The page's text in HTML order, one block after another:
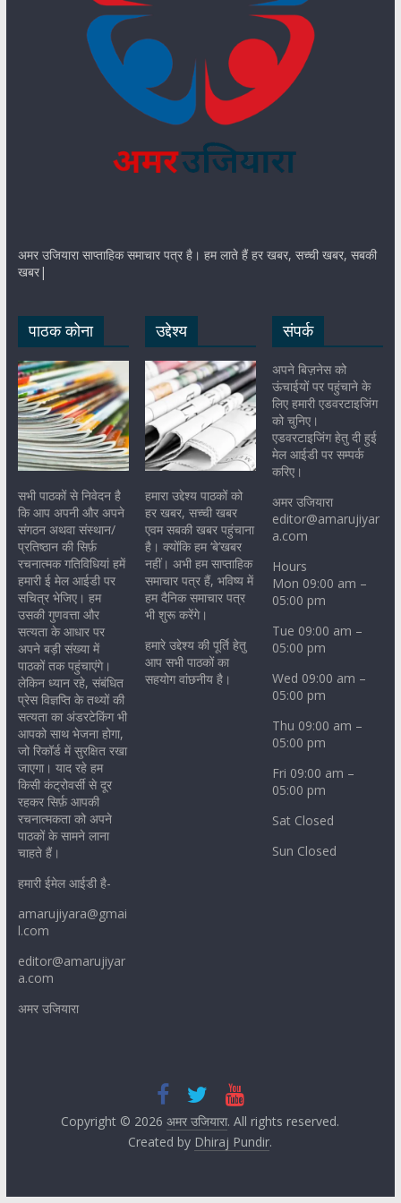
अमर उजियारा साप्ताहिक समाचार पत्र है। हम लाते हैं हर खबर, सच्ची खबर, सबकी
खबर|
पाठक कोना
सभी पाठकों से निवेदन है
कि आप अपनी और अपने
संगठन अथवा संस्थान/
प्रतिष्ठान की सिर्फ़
रचनात्मक गतिविधियां हमें
हमारी ई मेल आईडी पर
सचित्र भेजिए। हम
उसकी गुणवत्ता और
सत्यता के आधार पर
अपने बड़ी संख्या में
पाठकों तक पहुंचाएंगे।
लेकिन ध्यान रहे, संबंधित
प्रेस विज्ञप्ति के तथ्यों की
सत्यता का अंडरटेकिंग भी
आपको साथ भेजना होगा,
जो रिकॉर्ड में सुरक्षित रखा
जाएगा। याद रहे हम
किसी कंट्रोवर्सी से दूर
रहकर सिर्फ़ आपकी
रचनात्मकता को अपने
पाठकों के सामने लाना
चाहते हैं।
हमारी ईमेल आईडी है-
amarujiyara@gmai
l.com
editor@amarujiyar
a.com
अमर उजियारा
उद्देश्य
हमारा उद्देश्य पाठकों को
हर खबर, सच्ची खबर
एवम सबकी खबर पहुंचाना
है। क्योंकि हम ‘बे’खबर
नहीं। अभी हम साप्ताहिक
समाचार पत्र हैं, भविष्य में
हम दैनिक समाचार पत्र
भी शुरू करेंगे।
हमारे उद्देश्य की पूर्ति हेतु
आप सभी पाठकों का
सहयोग वांछनीय है।
संपर्क
अपने बिज़नेस को
ऊंचाईयों पर पहुंचाने के
लिए हमारी एडवरटाइजिंग
को चुनिए।
एडवरटाइजिंग हेतु दी हुई
मेल आईडी पर सम्पर्क
करिए।
अमर उजियारा
editor@amarujiyar
a.com
Hours
Mon 09:00 am –
05:00 pm
Tue 09:00 am –
05:00 pm
Wed 09:00 am –
05:00 pm
Thu 09:00 am –
05:00 pm
Fri 09:00 am –
05:00 pm
Sat Closed
Sun Closed
Copyright © 2026अमर उजियारा. All rights reserved.
Created by Dhiraj Pundir.